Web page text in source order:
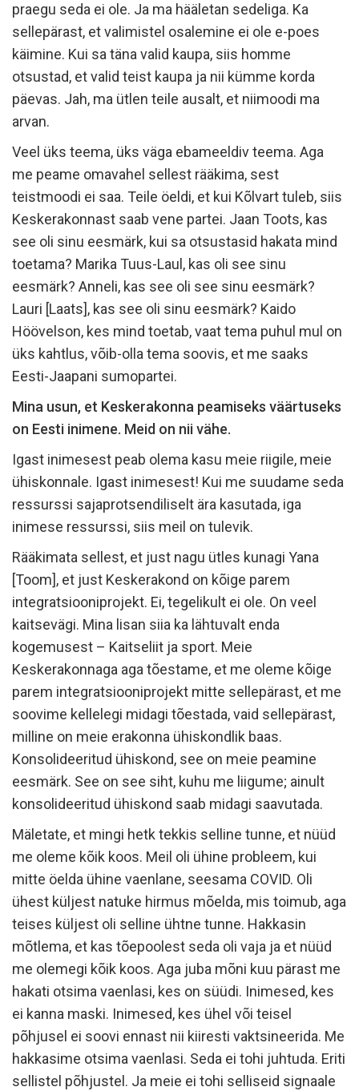
praegu seda ei ole. Ja ma hääletan sedeliga. Ka
sellepärast, et valimistel osalemine ei ole e-poes
käimine. Kui sa täna valid kaupa, siis homme
otsustad, et valid teist kaupa ja nii kümme korda
päevas. Jah, ma ütlen teile ausalt, et niimoodi ma
arvan.
Veel üks teema, üks väga ebameeldiv teema. Aga
me peame omavahel sellest rääkima, sest
teistmoodi ei saa. Teile öeldi, et kui Kõlvart tuleb, siis
Keskerakonnast saab vene partei. Jaan Toots, kas
see oli sinu eesmärk, kui sa otsustasid hakata mind
toetama? Marika Tuus-Laul, kas oli see sinu
eesmärk? Anneli, kas see oli see sinu eesmärk?
Lauri [Laats], kas see oli sinu eesmärk? Kaido
Höövelson, kes mind toetab, vaat tema puhul mul on
üks kahtlus, võib-olla tema soovis, et me saaks
Eesti-Jaapani sumopartei.
Mina usun, et Keskerakonna peamiseks väärtuseks
on Eesti inimene. Meid on nii vähe.
Igast inimesest peab olema kasu meie riigile, meie
ühiskonnale. Igast inimesest! Kui me suudame seda
ressurssi sajaprotsendiliselt ära kasutada, iga
inimese ressurssi, siis meil on tulevik.
Rääkimata sellest, et just nagu ütles kunagi Yana
[Toom], et just Keskerakond on kõige parem
integratsiooniprojekt. Ei, tegelikult ei ole. On veel
kaitsevägi. Mina lisan siia ka lähtuvalt enda
kogemusest – Kaitseliit ja sport. Meie
Keskerakonnaga aga tõestame, et me oleme kõige
parem integratsiooniprojekt mitte sellepärast, et me
soovime kellelegi midagi tõestada, vaid sellepärast,
milline on meie erakonna ühiskondlik baas.
Konsolideeritud ühiskond, see on meie peamine
eesmärk. See on see siht, kuhu me liigume; ainult
konsolideeritud ühiskond saab midagi saavutada.
Mäletate, et mingi hetk tekkis selline tunne, et nüüd
me oleme kõik koos. Meil oli ühine probleem, kui
mitte öelda ühine vaenlane, seesama COVID. Oli
ühest küljest natuke hirmus mõelda, mis toimub, aga
teises küljest oli selline ühtne tunne. Hakkasin
mõtlema, et kas tõepoolest seda oli vaja ja et nüüd
me olemegi kõik koos. Aga juba mõni kuu pärast me
hakati otsima vaenlasi, kes on süüdi. Inimesed, kes
ei kanna maski. Inimesed, kes ühel või teisel
põhjusel ei soovi ennast nii kiiresti vaktsineerida. Me
hakkasime otsima vaenlasi. Seda ei tohi juhtuda. Eriti
sellistel põhjustel. Ja meie ei tohi selliseid signaale